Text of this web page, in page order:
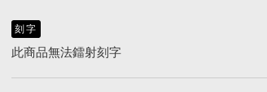
刻字
此商品無法鐳射刻字